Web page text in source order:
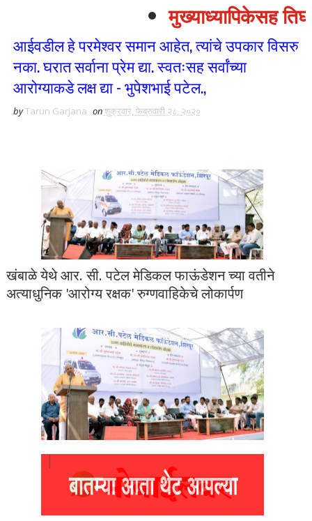
मुख्याध्यापिकेसह
आईवडील हे परमेश्वर समान आहेत, त्यांचे उपकार विसरु
नका. घरात सर्वाना प्रेम द्या. स्वतःसह सर्वांच्या
आरोग्याकडे लक्ष द्या - भुपेशभाई पटेल.,
byTarun Garjana onशुक्रवार, फेब्रुवारी २८, २०२०
खंबाळे येथे आर. सी. पटेल मेडिकल फाऊंडेशन च्या वतीने
अत्याधुनिक 'आरोग्य रक्षक' रुग्णवाहिकेचे लोकार्पण